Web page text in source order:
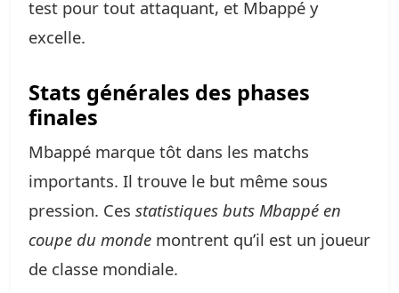
test pour tout attaquant, et Mbappé y
excelle.
Stats générales des phases
finales
Mbappé marque tôt dans les matchs
importants. Il trouve le but même sous
pression. Ces statistiques buts Mbappé en
coupe du monde montrent qu’il est un joueur
de classe mondiale.